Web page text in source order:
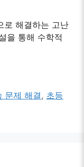
로 해결하는 고난
을 통해 수학적
문제 해결 , 초등